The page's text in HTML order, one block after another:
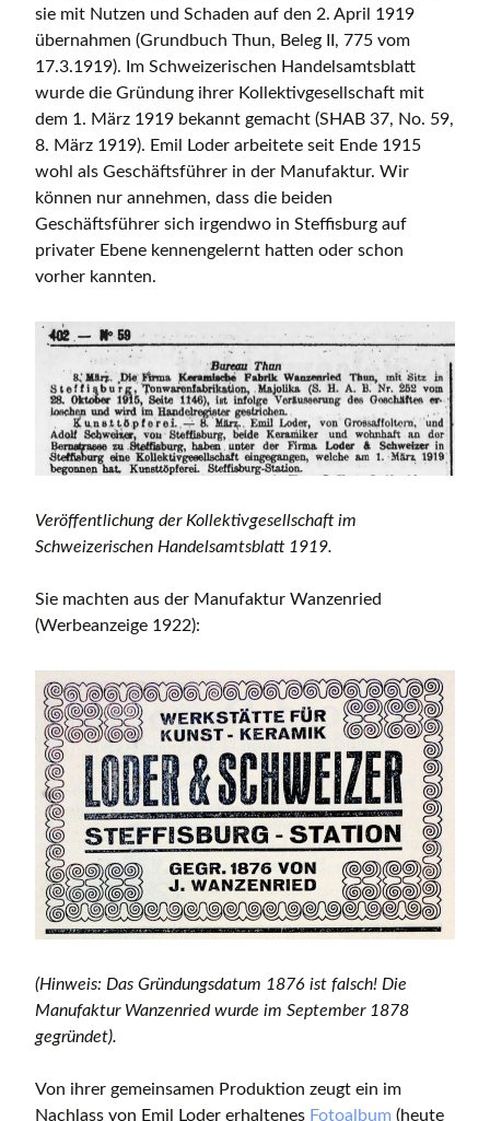
sie mit Nutzen und Schaden auf den 2. April 1919
übernahmen (Grundbuch Thun, Beleg II, 775 vom
17.3.1919). Im Schweizerischen Handelsamtsblatt
wurde die Gründung ihrer Kollektivgesellschaft mit
dem 1. März 1919 bekannt gemacht (SHAB 37, No. 59,
8. März 1919). Emil Loder arbeitete seit Ende 1915
wohl als Geschäftsführer in der Manufaktur. Wir
können nur annehmen, dass die beiden
Geschäftsführer sich irgendwo in Steffisburg auf
privater Ebene kennengelernt hatten oder schon
vorher kannten.
Veröffentlichung der Kollektivgesellschaft im
Schweizerischen Handelsamtsblatt 1919.
Sie machten aus der Manufaktur Wanzenried
(Werbeanzeige 1922):
(Hinweis: Das Gründungsdatum 1876 ist falsch! Die
Manufaktur Wanzenried wurde im September 1878
gegründet).
Von ihrer gemeinsamen Produktion zeugt ein im
Nachlass von Emil Loder erhaltenes Fotoalbum (heute